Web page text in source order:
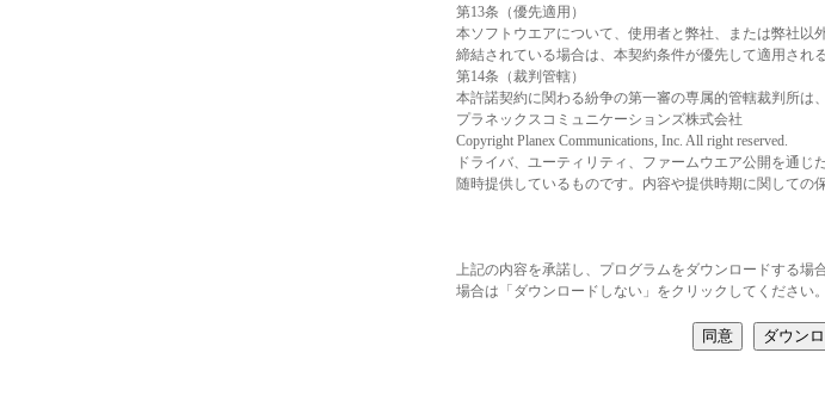
第13条（優先適用）
本ソフトウエアについて、使用者と弊社、または弊社以
締結されている場合は、本契約条件が優先して適用され
第14条（裁判管轄）
本許諾契約に関わる紛争の第一審の専属的管轄裁判所は
プラネックスコミュニケーションズ株式会社
Copyright Planex Communications, Inc. All right reserved.
ドライバ、ユーティリティ、ファームウエア公開を通
随時提供しているものです。内容や提供時期に関しての
上記の内容を承諾し、プログラムをダウンロードする場
場合は「ダウンロードしない」をクリックしてください。